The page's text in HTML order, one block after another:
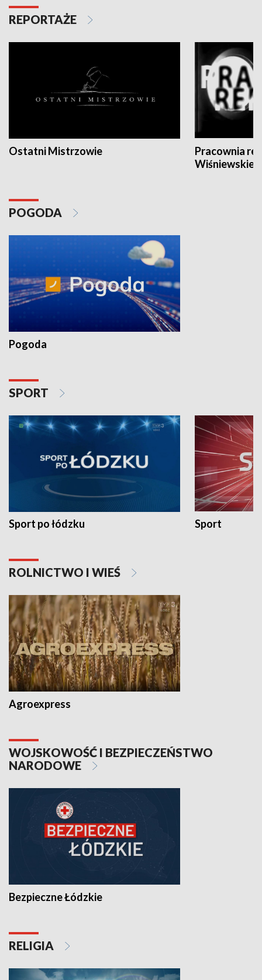
REPORTAŻE
Ostatni Mistrzowie
Pracownia
POGODA
Pogoda
SPORT
Sport po łódzku Sport
ROLNICTWO I WIEŚ
Agroexpress
WOJSKOWOŚĆ I BEZPIECZEŃSTWO
NARODOWE
Bezpieczne Łódzkie
RELIGIA